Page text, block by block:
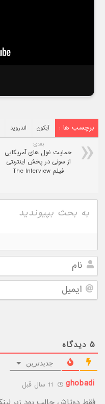
برچسب ها : آیکون اندروید
بعدی:
حمایت غول های آمریکایی
از سونی در پخش اینترنتی
فیلم The Interview
۵ دیدگاه
جدیدترین
ghobadi